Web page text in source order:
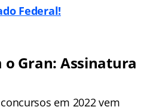
Federal!
o Gran: Assinatura
em 2022 vem